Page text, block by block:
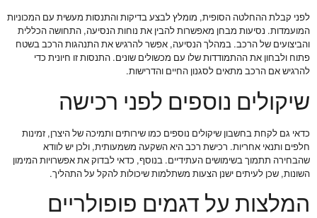
לפני קבלת ההחלטה הסופית, מומלץ לבצע בדיקות והתנסות מעשית עם המכוניות
המועמדות. נסיעות מבחן מאפשרות להבין את נוחות הנסיעה, התחושה הכללית
והביצועים של הרכב. במהלך הנסיעה, אפשר להרגיש את התנהגות הרכב בשטח
פתוח ולבחון את ההתמודדות שלו עם מכשולים שונים. התנסות זו חיונית כדי
להרגיש אם הרכב מתאים לסגנון החיים והדרישות.
שיקולים נוספים לפני רכישה
כדאי גם לקחת בחשבון שיקולים נוספים כמו שירותים ותמיכה של היצרן, זמינות
חלפים ותנאי אחריות. רכישת רכב היא השקעה משמעותית, ולכן יש לוודא
שהבחירה תתמוך בשימושים העתידיים. בנוסף, כדאי לבדוק את אפשרויות המימון
השונות, שכן לעיתים ישנן הצעות משתלמות שיכולות להקל על התהליך.
המלצות על דגמים פופולריים